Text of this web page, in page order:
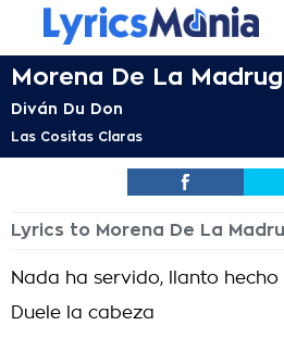
Morena De La
Diván Du Don
Las Cositas Claras
Lyrics to Morena De La
Nada ha servido, llanto hecho
Duele la cabeza